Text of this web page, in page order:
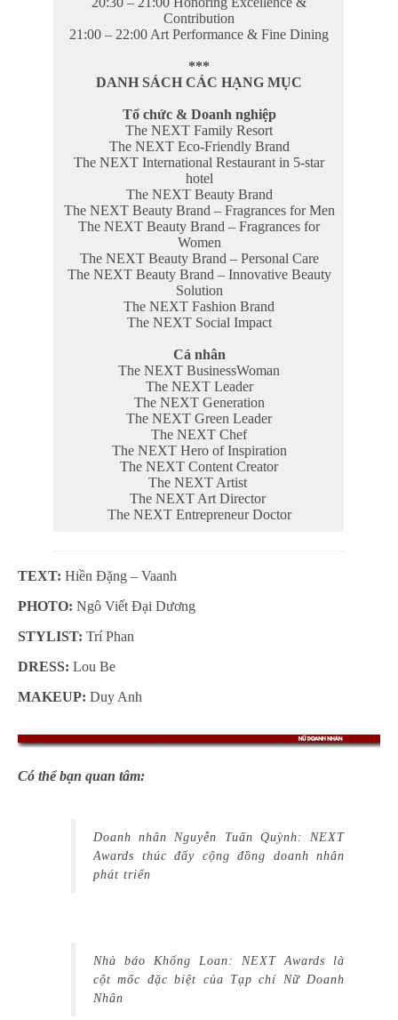
Contribution
21:00 – 22:00 Art Performance & Fine Dining
***
DANH SÁCH CÁC HẠNG MỤC
Tổ chức & Doanh nghiệp
The NEXT Family Resort
The NEXT Eco-Friendly Brand
The NEXT International Restaurant in 5-star
hotel
The NEXT Beauty Brand
The NEXT Beauty Brand – Fragrances for Men
The NEXT Beauty Brand – Fragrances for
Women
The NEXT Beauty Brand – Personal Care
The NEXT Beauty Brand – Innovative Beauty
Solution
The NEXT Fashion Brand
The NEXT Social Impact
Cá nhân
The NEXT BusinessWoman
The NEXT Leader
The NEXT Generation
The NEXT Green Leader
The NEXT Chef
The NEXT Hero of Inspiration
The NEXT Content Creator
The NEXT Artist
The NEXT Art Director
The NEXT Entrepreneur Doctor
TEXT: Hiền Đặng – Vaanh
PHOTO: Ngô Viết Đại Dương
STYLIST: Trí Phan
DRESS: Lou Be
MAKEUP: Duy Anh
Có thể bạn quan tâm:
Doanh nhân Nguyễn Tuấn Quỳnh: NEXT
Awards thúc đẩy cộng đồng doanh nhân
phát triển
Nhà báo Khổng Loan: NEXT Awards là
cột mốc đặc biệt của Tạp chí Nữ Doanh
Nhân